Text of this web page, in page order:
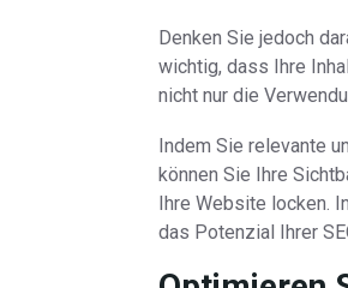
Denken Sie jedoch
wichtig, dass Ihre
nicht nur die
Indem Sie relevante
können Sie Ihre
Ihre Website locken.
das Potenzial Ihrer